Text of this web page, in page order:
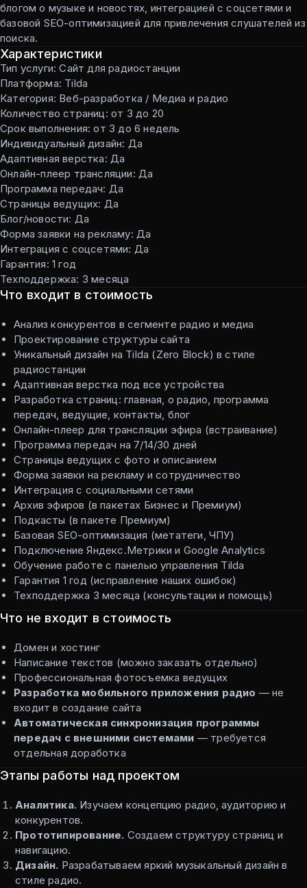
блогом о музыке и новостях, интеграцией с соцсетями и
базовой SEO-оптимизацией для привлечения слушателей из
поиска.
Характеристики
Тип услуги: Сайт для радиостанции
Платформа: Tilda
Категория: Веб-разработка / Медиа и радио
Количество страниц: от 3 до 20
Срок выполнения: от 3 до 6 недель
Индивидуальный дизайн: Да
Адаптивная верстка: Да
Онлайн-плеер трансляции: Да
Программа передач: Да
Страницы ведущих: Да
Блог/новости: Да
Форма заявки на рекламу: Да
Интеграция с соцсетями: Да
Гарантия: 1 год
Техподдержка: 3 месяца
Что входит в стоимость
Анализ конкурентов в сегменте радио и медиа
Проектирование структуры сайта
Уникальный дизайн на Tilda (Zero Block) в стиле
радиостанции
Адаптивная верстка под все устройства
Разработка страниц: главная, о радио, программа
передач, ведущие, контакты, блог
Онлайн-плеер для трансляции эфира (встраивание)
Программа передач на 7/14/30 дней
Страницы ведущих с фото и описанием
Форма заявки на рекламу и сотрудничество
Интеграция с социальными сетями
Архив эфиров (в пакетах Бизнес и Премиум)
Подкасты (в пакете Премиум)
Базовая SEO-оптимизация (метатеги, ЧПУ)
Подключение Яндекс.Метрики и Google Analytics
Обучение работе с панелью управления Tilda
Гарантия 1 год (исправление наших ошибок)
Техподдержка 3 месяца (консультации и помощь)
Что не входит в стоимость
Домен и хостинг
Написание текстов (можно заказать отдельно)
Профессиональная фотосъемка ведущих
Разработка мобильного приложения радио — не
входит в создание сайта
Автоматическая синхронизация программы
передач с внешними системами — требуется
отдельная доработка
Этапы работы над проектом
Аналитика. Изучаем концепцию радио, аудиторию и
конкурентов.
Прототипирование. Создаем структуру страниц и
навигацию.
Дизайн. Разрабатываем яркий музыкальный дизайн в
стиле радио.